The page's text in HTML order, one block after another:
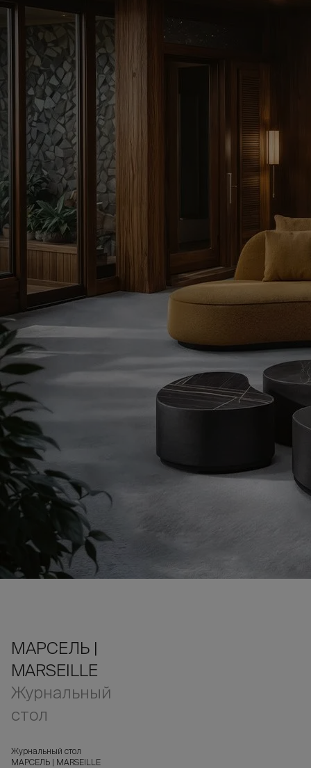
МАРСЕЛЬ |
MARSEILLE
Журнальный
стол
Журнальный стол
МАРСЕЛЬ | MARSEILLE